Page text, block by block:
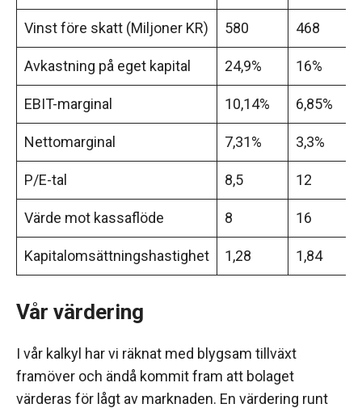
Vinst före skatt (Miljoner KR) 580 468
Avkastning på eget kapital 24,9% 16%
EBIT-marginal 10,14% 6,85%
Nettomarginal 7,31% 3,3%
P/E-tal 8,5 12
Värde mot kassaflöde 8 16
Kapitalomsättningshastighet 1,28 1,84
Vår värdering
I vår kalkyl har vi räknat med blygsam tillväxt
framöver och ändå kommit fram att bolaget
värderas för lågt av marknaden. En värdering runt